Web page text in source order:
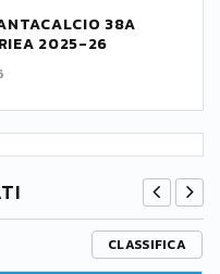
38A
2025-26
CLASSIFICA